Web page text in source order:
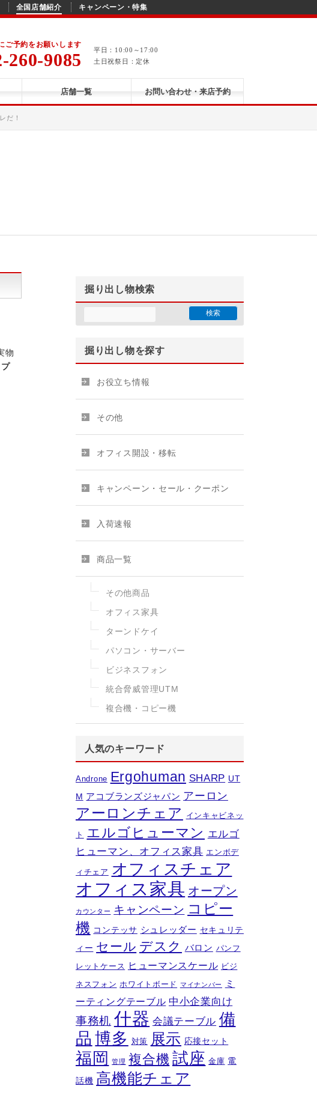
全国店舗紹介 キャンペーン・特集
ご予約をお願いします
260-9085
平日：10:00～17:00
土日祝祭日：定休
店舗一覧 お問い合わせ・来店予約
だ！
物
掘り出し物検索
掘り出し物を探す
お役立ち情報
その他
オフィス開設・移転
キャンペーン・セール・クーポン
入荷速報
商品一覧
その他商品
オフィス家具
ターンドケイ
パソコン・サーバー
ビジネスフォン
統合脅威管理UTM
複合機・コピー機
人気のキーワード
Androne Ergohuman SHARP UT
M アコブランズジャパン アーロン
アーロンチェア インキャビネッ
ト エルゴヒューマン エルゴ
ヒューマン、オフィス家具 エンボデ
ィチェア オフィスチェア
オフィス家具 オープン
カウンター キャンペーン コピー
機 コンテッサ シュレッダー セキュリテ
ィー セール デスク バロン パンフ
レットケース ヒューマンスケール ビジ
ネスフォン ホワイトボード マイナンバー
ミ
ーティングテーブル 中小企業向け
事務机 什器 会議テーブル 備
品 博多 対策 展示 応接セット
福岡 管理 複合機 試座 金庫 電
話機 高機能チェア